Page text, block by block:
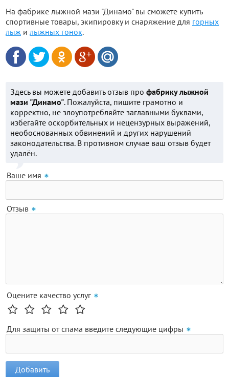
На фабрике лыжной мази "Динамо" вы сможете купить
спортивные товары, экипировку и снаряжение для горных
лыж и лыжных гонок.
Здесь вы можете добавить отзыв про фабрику лыжной
мази "Динамо". Пожалуйста, пишите грамотно и
корректно, не злоупотребляйте заглавными буквами,
избегайте оскорбительных и нецензурных выражений,
необоснованных обвинений и других нарушений
законодательства. В противном случае ваш отзыв будет
удалён.
Ваше имя
Отзыв
Оцените качество услуг
Для защиты от спама введите следующие цифры